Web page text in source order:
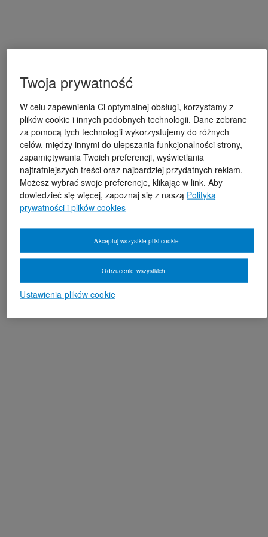
Twoja prywatność
W celu zapewnienia Ci optymalnej obsługi, korzystamy z
plików cookie i innych podobnych technologii. Dane zebrane
za pomocą tych technologii wykorzystujemy do różnych
celów, między innymi do ulepszania funkcjonalności strony,
zapamiętywania Twoich preferencji, wyświetlania
najtrafniejszych treści oraz najbardziej przydatnych reklam.
Możesz wybrać swoje preferencje, klikając w link. Aby
dowiedzieć się więcej, zapoznaj się z naszą Polityką
prywatności i plików cookies
Ustawienia plików cookie
Odrzucenie wszystkich
Akceptuj wszystkie pliki cookie